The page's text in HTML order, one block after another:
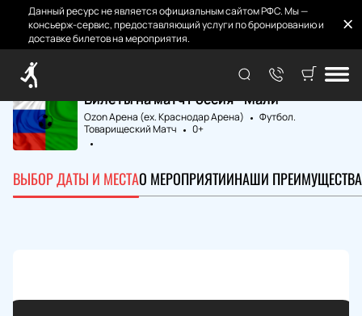
Данный ресурс не является официальным сайтом РФС. Мы —
консьерж-сервис, предоставляющий услуги по бронированию и
доставке билетов на мероприятия.
Главная
Билеты на матч Россия - Мали
Ozon Арена (ex. Краснодар Арена)
Футбол.
Товарищеский Матч
0+
ВЫБОР ДАТЫ И МЕСТАО МЕРОПРИЯТИИНАШИ ПРЕИМУЩЕСТВА